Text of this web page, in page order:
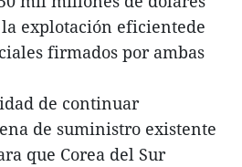
la explotación eficientede
firmados por ambas
de continuar
de suministro existente
que Corea del Sur